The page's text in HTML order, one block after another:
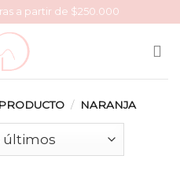
a partir de $250.000
/ NARANJA